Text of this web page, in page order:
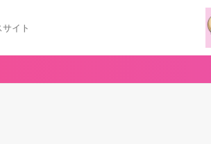
イト